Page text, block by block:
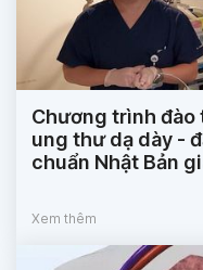
Chương trình đào
ung thư dạ dày -
chuẩn Nhật Bản
Xem thêm